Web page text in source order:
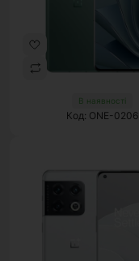
В наявності
Код: ONE-0206